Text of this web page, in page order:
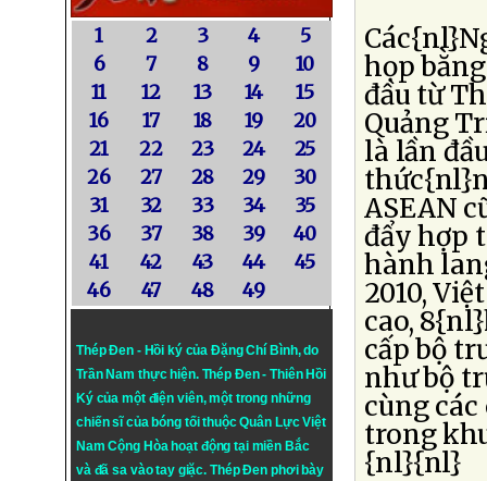
1 2 3 4
5
6
7 8 9
10
11
12 13 14
15
16
17 18 19
20
21
22 23 24
25
26
27 28 29
30
31
32 33 34
35
36
37 38 39
40
41
42 43 44
45
46
47 48 49
Thép Đen - Hồi ký của Đặng Chí Bình, do
Trần Nam thực hiện. Thép Đen- Thiên Hồi
Ký của một điện viên, một trong những
chiến sĩ của bóng tối thuộc Quân Lực Việt
Nam Cộng Hòa hoạt động tại miền Bắc
và đã sa vào tay giặc. Thép Đen phơi bày
họp
đầu từ
Quảng
là lần
ASEAN
đẩy hợp
hành
2010,
cao,
cấp bộ
như bộ
cùng
trong
{nl}{nl}